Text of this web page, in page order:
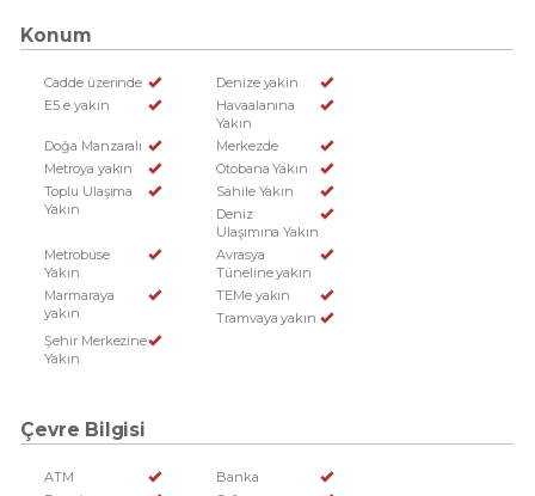
Konum
Cadde üzerinde
Denize yakin
E5 e yakın
Havaalanına
Yakın
Doğa Manzaralı
Merkezde
Metroya yakın
Otobana Yakın
Toplu Ulaşıma
Yakın
Sahile Yakın
Deniz
Ulaşımına Yakın
Metrobüse
Yakın
Avrasya
Tüneline yakın
Marmaraya
yakın
TEMe yakın
Tramvaya yakın
Şehir Merkezine
Yakın
Çevre Bilgisi
ATM
Banka